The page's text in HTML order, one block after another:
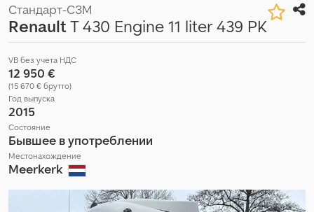
Стандарт-СЗМ
RenaultT 430 Engine 11 liter 439 PK
VB без учета НДС
12 950 €
(15 670 € брутто)
Год выпуска
2015
Состояние
Бывшее в употреблении
Местонахождение
Meerkerk